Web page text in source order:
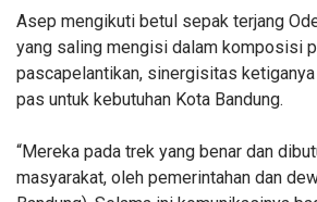
Asep mengikuti betul sepak terjang
yang saling mengisi dalam komposisi
pascapelantikan, sinergisitas
pas untuk kebutuhan Kota Bandung.
“Mereka pada trek yang benar dan
masyarakat, oleh pemerintahan dan